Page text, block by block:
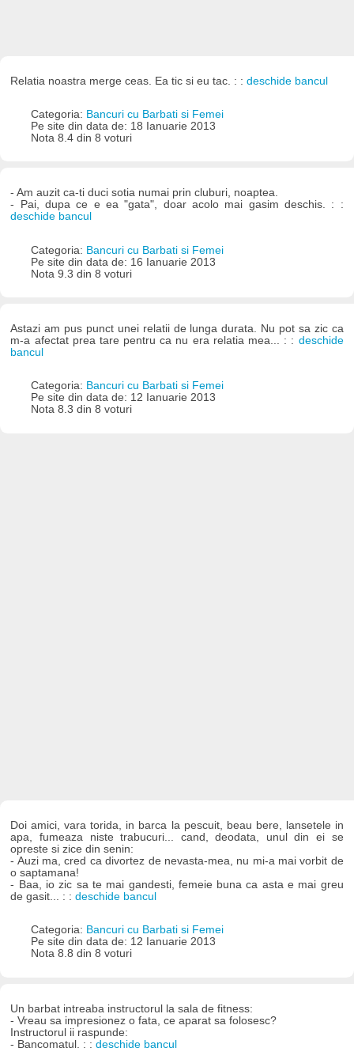
Relatia noastra merge ceas. Ea tic si eu tac. : :deschide bancul
Categoria: Bancuri cu Barbati si Femei
Pe site din data de: 18 Ianuarie 2013
Nota 8.4 din 8 voturi
- Am auzit ca-ti duci sotia numai prin cluburi, noaptea.
- Pai, dupa ce e ea "gata", doar acolo mai gasim deschis. : :
deschide bancul
Categoria: Bancuri cu Barbati si Femei
Pe site din data de: 16 Ianuarie 2013
Nota 9.3 din 8 voturi
Astazi am pus punct unei relatii de lunga durata. Nu pot sa zic ca
m-a afectat prea tare pentru ca nu era relatia mea... : : deschide
bancul
Categoria: Bancuri cu Barbati si Femei
Pe site din data de: 12 Ianuarie 2013
Nota 8.3 din 8 voturi
Doi amici, vara torida, in barca la pescuit, beau bere, lansetele in
apa, fumeaza niste trabucuri... cand, deodata, unul din ei se
opreste si zice din senin:
- Auzi ma, cred ca divortez de nevasta-mea, nu mi-a mai vorbit de
o saptamana!
- Baa, io zic sa te mai gandesti, femeie buna ca asta e mai greu
de gasit... : :deschide bancul
Categoria: Bancuri cu Barbati si Femei
Pe site din data de: 12 Ianuarie 2013
Nota 8.8 din 8 voturi
Un barbat intreaba instructorul la sala de fitness:
- Vreau sa impresionez o fata, ce aparat sa folosesc?
Instructorul ii raspunde:
- Bancomatul. : :deschide bancul